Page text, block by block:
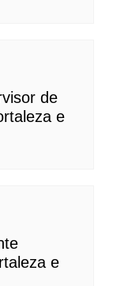
de
e
e